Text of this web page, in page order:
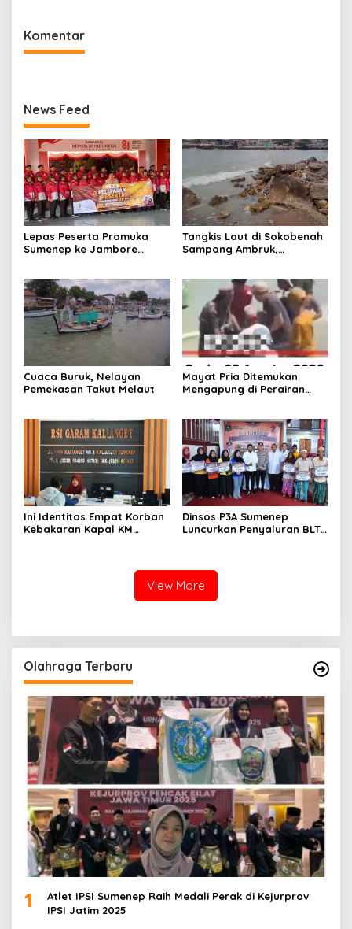
Komentar
News Feed
Lepas Peserta Pramuka
Sumenep ke Jambore
Tangkis Laut di Sokobenah
Sampang Ambruk,
Cuaca Buruk, Nelayan
Pemekasan Takut Melaut
Mayat Pria Ditemukan
Mengapung di Perairan
Ini Identitas Empat Korban
Kebakaran Kapal KM
Dinsos P3A Sumenep
Luncurkan Penyaluran BLT
View More
Olahraga Terbaru
1
Atlet IPSI Sumenep Raih Medali Perak di Kejurprov
IPSI Jatim 2025